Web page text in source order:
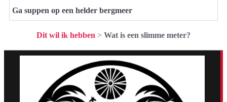
Ga suppen op een helder bergmeer
Dit wil ik hebben > Wat is een slimme meter?